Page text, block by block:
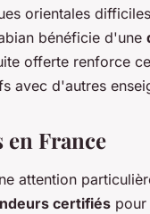
orientales
bénéficie d'une
offerte renforce
avec d'autres
en France
attention
certifiés